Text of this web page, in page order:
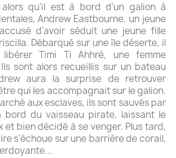
qu'il est à bord d'un galion à
Andrew Eastbourne, un jeune
d'avoir séduit une jeune fille
Débarqué sur une île déserte, il
Timi Ti Ahhré, une femme
sont alors recueillis sur un bateau
aura la surprise de retrouver
qui les accompagnait sur le galion.
aux esclaves, ils sont sauvés par
du vaisseau pirate, laissant le
bien décidé à se venger. Plus tard,
s'échoue sur une barrière de corail,